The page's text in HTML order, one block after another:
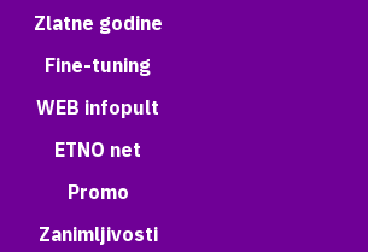
Zlatne godine
Fine-tuning
WEB infopult
ETNO net
Promo
Zanimljivosti